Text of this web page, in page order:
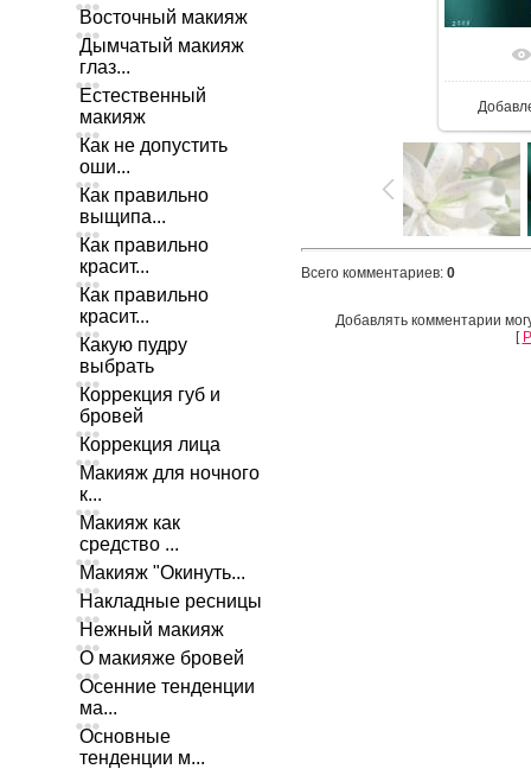
Восточный макияж
Дымчатый макияж
глаз...
Естественный
макияж
Как не допустить
оши...
Как правильно
выщипа...
Как правильно
красит...
Как правильно
красит...
Какую пудру
выбрать
Коррекция губ и
бровей
Коррекция лица
Макияж для ночного
к...
Макияж как
средство ...
Макияж "Окинуть...
Накладные ресницы
Нежный макияж
О макияже бровей
Осенние тенденции
ма...
Основные
тенденции м...
Всего комментариев: 0
Добавлять комментарии
[